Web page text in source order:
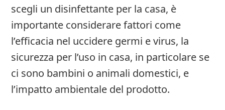
scegli un disinfettante per la casa, è
importante considerare fattori come
l’efficacia nel uccidere germi e virus, la
sicurezza per l’uso in casa, in particolare se
ci sono bambini o animali domestici, e
l’impatto ambientale del prodotto.